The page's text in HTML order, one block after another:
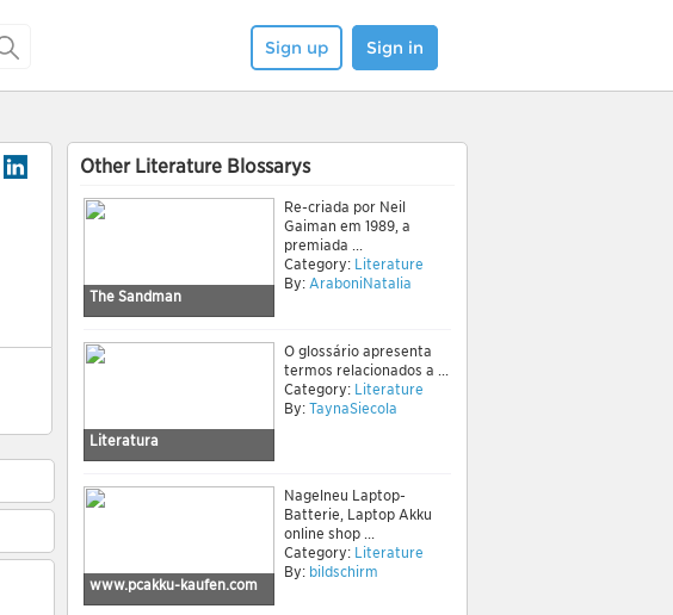
Sign up Sign in
Other Literature Blossarys
The Sandman
Re-criada por Neil
Gaiman em 1989, a
premiada ...
Category: Literature
By: AraboniNatalia
Literatura
O glossário apresenta
termos relacionados a ...
Category: Literature
By: TaynaSiecola
www.pcakku-kaufen.com
Nagelneu Laptop-
Batterie, Laptop Akku
online shop ...
Category: Literature
By: bildschirm